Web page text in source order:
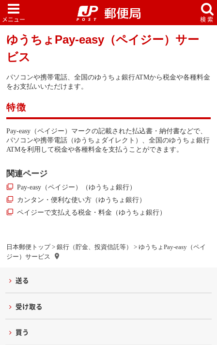
日本郵便トップ> 銀行（貯金、投資信託等）
> ゆうちょPay-easy（ペイ
ジー）サービス
ゆうちょPay-easy（ペイジー）サー
ビス
パソコンや携帯電話、全国のゆうちょ銀行ATMから税金や各種料金
をお支払いいただけます。
特徴
Pay-easy（ペイジー）マークの記載された払込書・納付書などで、
パソコンや携帯電話（ゆうちょダイレクト）、全国のゆうちょ銀行
ATMを利用して税金や各種料金を支払うことができます。
関連ページ
Pay-easy（ペイジー）（ゆうちょ銀行）
カンタン・便利な使い方（ゆうちょ銀行）
ペイジーで支払える税金・料金（ゆうちょ銀行）
送る
受け取る
買う